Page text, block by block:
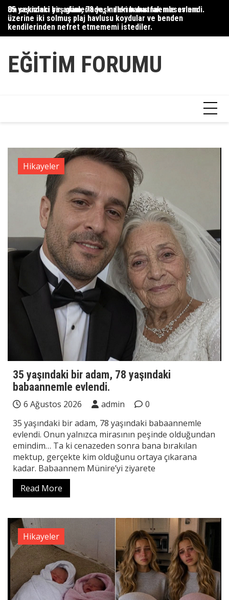
Skip
content
35 yaşındaki bir adam, 78 yaşındaki babaannemle evlendi.
On sekizinci yaş günlerinde, kızlarım mutfak masasının
üzerine iki solmuş plaj havlusu koydular ve benden
kendilerinden nefret etmememi istediler.
EĞITIM FORUMU
Hikayeler
35 yaşındaki bir adam, 78 yaşındaki
babaannemle evlendi.
6 Ağustos 2026 admin
0
35 yaşındaki bir adam, 78 yaşındaki babaannemle
evlendi. Onun yalnızca mirasının peşinde olduğundan
emindim… Ta ki cenazeden sonra bana bırakılan
mektup, gerçekte kim olduğunu ortaya çıkarana
kadar. Babaannem Münire’yi ziyarete
Read More
Hikayeler